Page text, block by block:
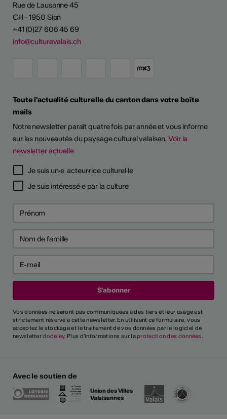
Rue de Lausanne 45
CH - 1950 Sion
+41 (0)27 606 45 69
info@culturevalais.ch
Toute l'actualité culturelle du canton dans votre boîte
mails
Notre newsletter paraît quatre fois par année et vous informe
sur les nouveautés du paysage culturel valaisan.Voir la
newsletter actuelle
Je suis un·e acteur·rice culturel·le
Je suis intéressé·e par la culture
Vos données ne seront pas communiquées à des tiers et leur usage est
strictement réservé à cette newsletter. En utilisant ce formulaire, vous
acceptez le stockage et le traitement de vos données par le logiciel de
newsletterdodeley. Plus d'informations sur la protection des données.
Avec le soutien de
Union des Villes
Valaisannes